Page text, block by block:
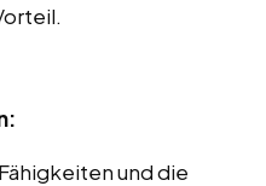
und die